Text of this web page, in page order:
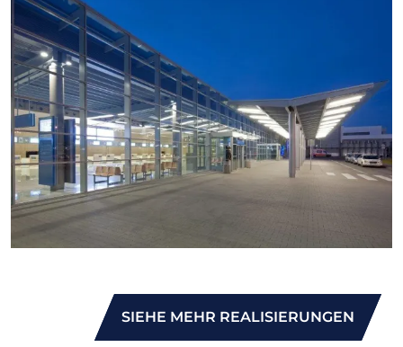
SIEHE MEHR REALISIERUNGEN